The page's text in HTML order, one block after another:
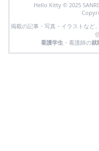
Hello Kitty © 2025
掲載の記事・写真・イラストなど
看護学生 ・看護師の就